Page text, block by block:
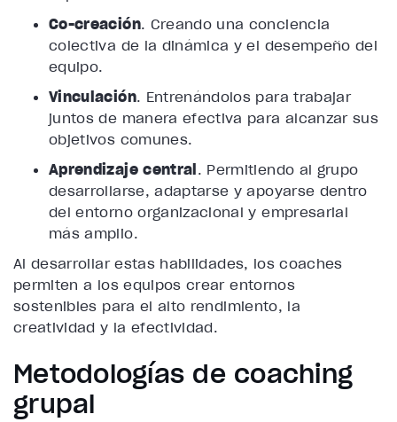
Co-creación. Creando una conciencia
colectiva de la dinámica y el desempeño del
equipo.
Vinculación. Entrenándolos para trabajar
juntos de manera efectiva para alcanzar sus
objetivos comunes.
Aprendizaje central . Permitiendo al grupo
desarrollarse, adaptarse y apoyarse dentro
del entorno organizacional y empresarial
más amplio.
Al desarrollar estas habilidades, los coaches
permiten a los equipos crear entornos
sostenibles para el alto rendimiento, la
creatividad y la efectividad.
Metodologías de coaching
grupal